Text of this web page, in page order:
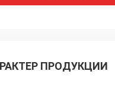
ПРОДУКЦИИ